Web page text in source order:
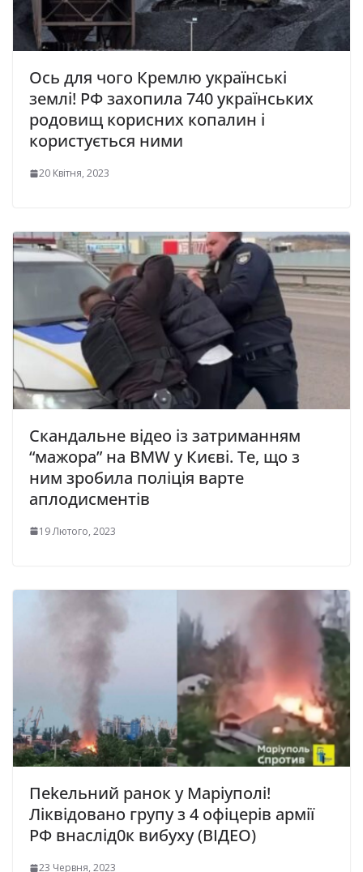
Ось для чого Кремлю українські
землі! РФ захопила 740 українських
родовищ корисних копалин і
користується ними
20 Квітня, 2023
Скандальне відео із затриманням
“мажора” на BMW у Києві. Те, що з
ним зробила поліція варте
аплодисментів
19 Лютого, 2023
Пеkельний ранок у Маріуполі!
Ліквідовано групу з 4 офіцерів армії
РФ внаслід0к вибуху (ВІДЕО)
23 Червня, 2023